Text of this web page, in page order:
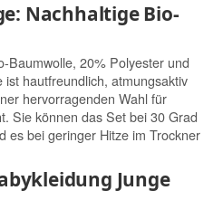
Nachhaltige Bio-
Baumwolle, 20% Polyester und
hautfreundlich, atmungsaktiv
hervorragenden Wahl für
Sie können das Set bei 30 Grad
es bei geringer Hitze im Trockner